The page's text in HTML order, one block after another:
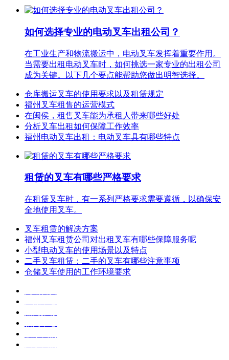
如何选择专业的电动叉车出租公司？
在工业生产和物流搬运中，电动叉车发挥着重要作用。
当需要出租电动叉车时，如何挑选一家专业的出租公司
成为关键。以下几个要点能帮助您做出明智选择。
仓库搬运叉车的使用要求以及租赁规定
福州叉车租售的运营模式
在闽侯，租售叉车能为承租人带来哪些好处
分析叉车出租如何保障工作效率
福州电动叉车出租：电动叉车具有哪些特点
租赁的叉车有哪些严格要求
在租赁叉车时，有一系列严格要求需要遵循，以确保安
全地使用叉车。
叉车租赁的解决方案
福州叉车租赁公司对出租叉车有哪些保障服务呢
小型电动叉车的使用场景以及特点
二手叉车租赁：二手的叉车有哪些注意事项
仓储叉车使用的工作环境要求